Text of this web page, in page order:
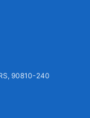
90810-240